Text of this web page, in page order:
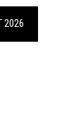
2026